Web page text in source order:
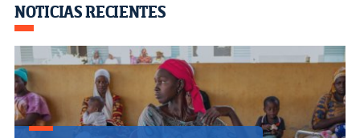
o
k
m n
tir
NOTICIAS RECIENTES